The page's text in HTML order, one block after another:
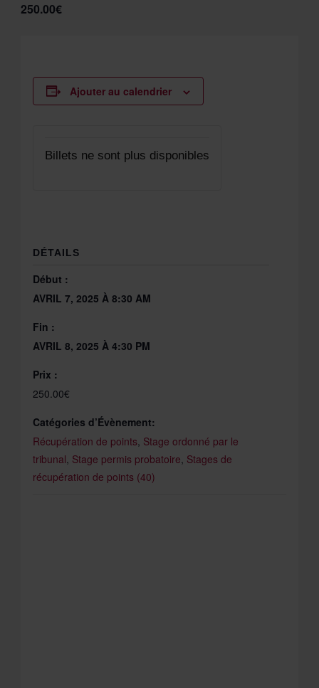
250.00€
Ajouter au calendrier
DÉTAILS
Début :
AVRIL 7, 2025 À 8:30 AM
Fin :
AVRIL 8, 2025 À 4:30 PM
Prix :
250.00€
Catégories d’Évènement:
Récupération de points Stage ordonné par le
tribunal Stage permis probatoire Stages de
récupération de points (40)
Billets ne sont plus disponibles